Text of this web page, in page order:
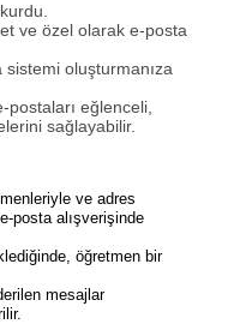
ve özel olarak e-posta
oluşturmanıza
eğlenceli,
sağlayabilir.
ve adres
posta alışverişinde
öğretmen bir
mesajlar